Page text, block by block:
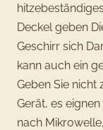
Deckel geben
Geschirr sich
kann auch ein
Geben Sie nicht
Gerät, es
nach